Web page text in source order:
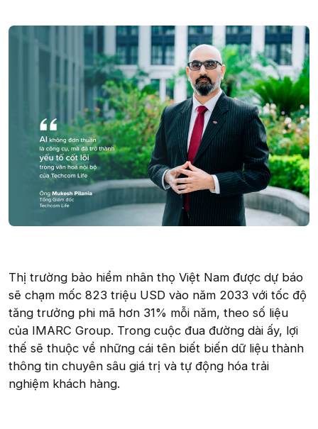
Thị trường bảo hiểm nhân thọ Việt Nam được dự báo
sẽ chạm mốc 823 triệu USD vào năm 2033 với tốc độ
tăng trưởng phi mã hơn 31% mỗi năm, theo số liệu
của IMARC Group. Trong cuộc đua đường dài ấy, lợi
thế sẽ thuộc về những cái tên biết biến dữ liệu thành
thông tin chuyên sâu giá trị và tự động hóa trải
nghiệm khách hàng.